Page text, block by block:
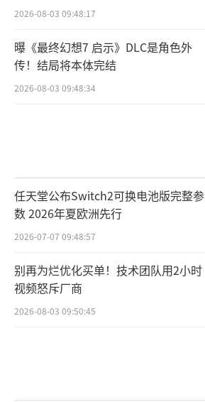
2026-08-03 09:48:17
曝《最终幻想7 启示》DLC是角色外
传！结局将本体完结
2026-08-03 09:48:34
任天堂公布Switch2可换电池版完整参
数 2026年夏欧洲先行
2026-07-07 09:48:57
别再为烂优化买单！技术团队用2小时
视频怒斥厂商
2026-08-03 09:50:45